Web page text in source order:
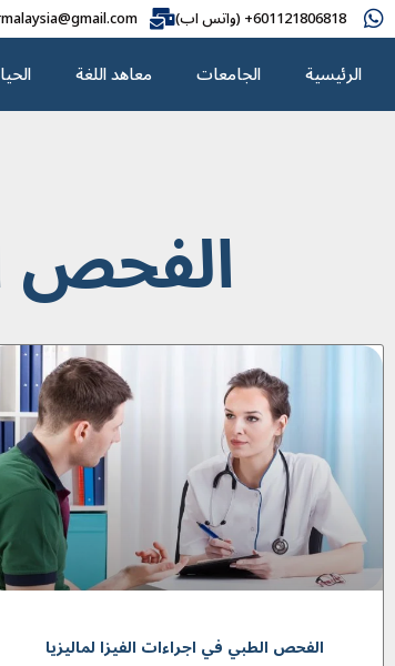
601121806818+ (واتس اب)
الرئيسية الجامعات معاهد اللغة
الفحص
الفحص الطبي في اجراءات الفيزا لماليزيا